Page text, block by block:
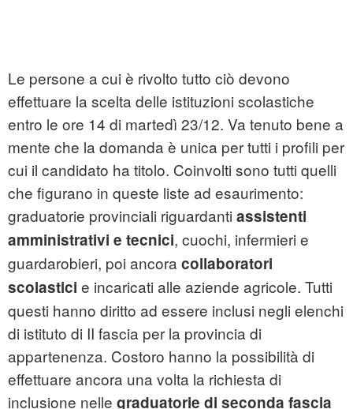
Le persone a cui è rivolto tutto ciò devono
effettuare la scelta delle istituzioni scolastiche
entro le ore 14 di martedì 23/12. Va tenuto bene a
mente che la domanda è unica per tutti i profili per
cui il candidato ha titolo. Coinvolti sono tutti quelli
che figurano in queste liste ad esaurimento:
graduatorie provinciali riguardanti assistenti
amministrativi e tecnici, cuochi, infermieri e
guardarobieri, poi ancora collaboratori
scolastici e incaricati alle aziende agricole. Tutti
questi hanno diritto ad essere inclusi negli elenchi
di istituto di II fascia per la provincia di
appartenenza. Costoro hanno la possibilità di
effettuare ancora una volta la richiesta di
inclusione nelle graduatorie di seconda fascia